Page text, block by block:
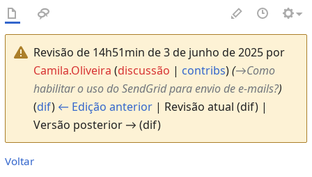
Revisão de 14h51min de 3 de junho de 2025 por
Camila.Oliveira (discussão | contribs)(→Como
habilitar o uso do SendGrid para envio de e-mails?)
(dif) ← Edição anterior| Revisão atual (dif) |
Versão posterior → (dif)
Voltar